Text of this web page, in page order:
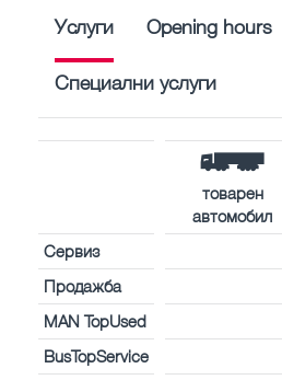
Услуги Opening hours
Специални услуги
товарен
автомобил
Сервиз
Продажба
MAN TopUsed
BusTopService